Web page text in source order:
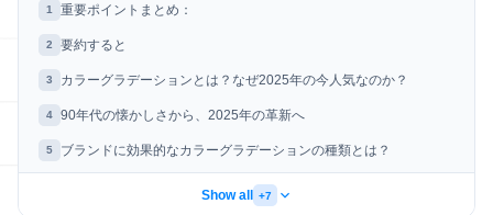
1 重要ポイントまとめ：
2 要約すると
3 カラーグラデーションとは？なぜ2025年の今人気なのか？
4 90年代の懐かしさから、2025年の革新へ
5 ブランドに効果的なカラーグラデーションの種類とは？
Show all +7